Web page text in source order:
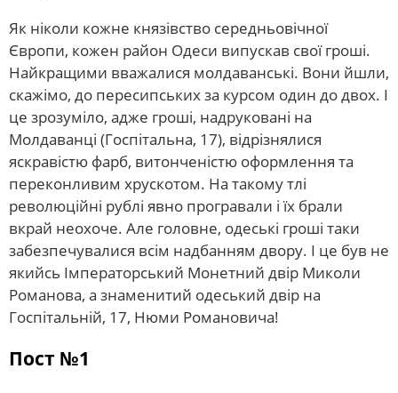
Як ніколи кожне князівство середньовічної
Європи, кожен район Одеси випускав свої гроші.
Найкращими вважалися молдаванські. Вони йшли,
скажімо, до пересипських за курсом один до двох. І
це зрозуміло, адже гроші, надруковані на
Молдаванці (Госпітальна, 17), відрізнялися
яскравістю фарб, витонченістю оформлення та
переконливим хрускотом. На такому тлі
революційні рублі явно програвали і їх брали
вкрай неохоче. Але головне, одеські гроші таки
забезпечувалися всім надбанням двору. І це був не
якийсь Імператорський Монетний двір Миколи
Романова, а знаменитий одеський двір на
Госпітальній, 17, Нюми Романовича!
Пост №1